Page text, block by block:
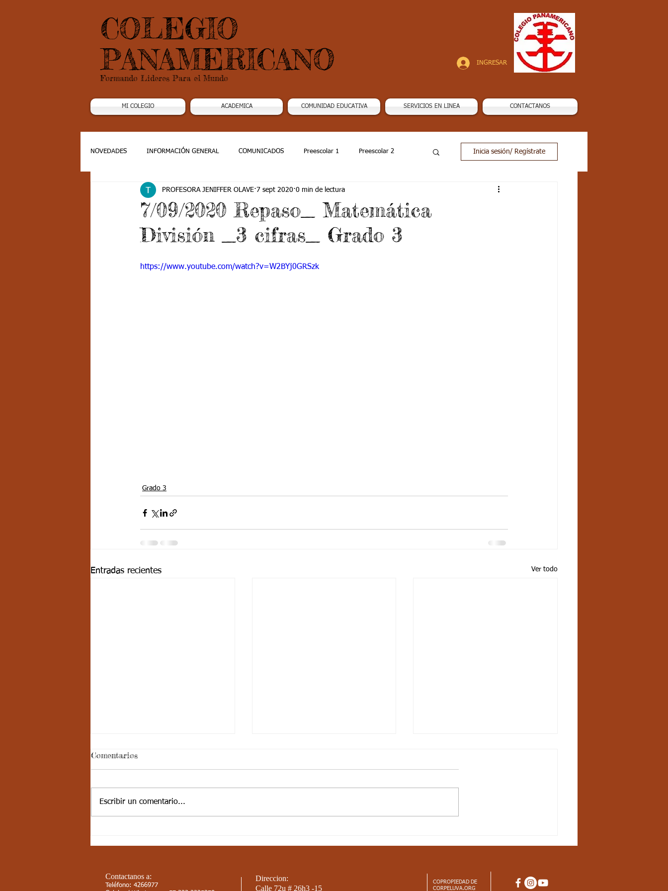
COLEGIO
PANAMERICANO
Formando Lideres Para el Mundo
INGRESAR
MI COLEGIO ACADEMICA COMUNIDAD EDUCATIVA SERVICIOS EN LINEA CONTACTANOS
NOVEDADES INFORMACIÓN GENERAL COMUNICADOS Preescolar 1 Preescolar 2
Grado 2 Grado 3 Grado 4 Grado 5 Grado 6
Grado 8 Grado 9 Grado 10 Grado 11
PSICOLOGÍA INSTITUCIONAL DEPORTES Jardín-2020
Inicia sesión/ Regístrate
7/09/2020 Repaso_ Matemática
División _3 cifras_ Grado 3
PROFESORA JENIFFER OLAVE 7 sept 2020 0 min de lectura
https://www.youtube.com/watch?v=W2BYj0GRSzk
Grado 3
Entradas recientes Ver todo
Semana 20, Castellano -
Aspectos curriculares del
3periodo. G3
competencia: Comprendo textos
literarios para propiciar el
curriculares 3periodo. G3
ser social e histórico, miembro de
3periodo. G3
números (ser par, ser impar, etc.)
Comentarios
Escribir un comentario...
COPROPIEDAD DE
CORPELUVA.ORG
Contactanos a:
Teléfono: 4266977
Direccion:
Calle 72u # 26h3 -15